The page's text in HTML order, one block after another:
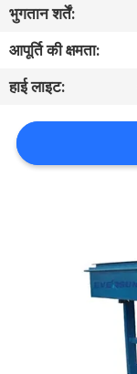
गुणवत्ता
नियंत्रण
संपर्क
करें
भुगतान शर्तें:
आपूर्ति की क्षमता:
हाई लाइट: